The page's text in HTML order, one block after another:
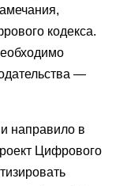
кодекса.
—
направило в
Цифрового